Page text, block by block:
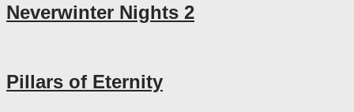
Neverwinter Nights 2
Pillars of Eternity